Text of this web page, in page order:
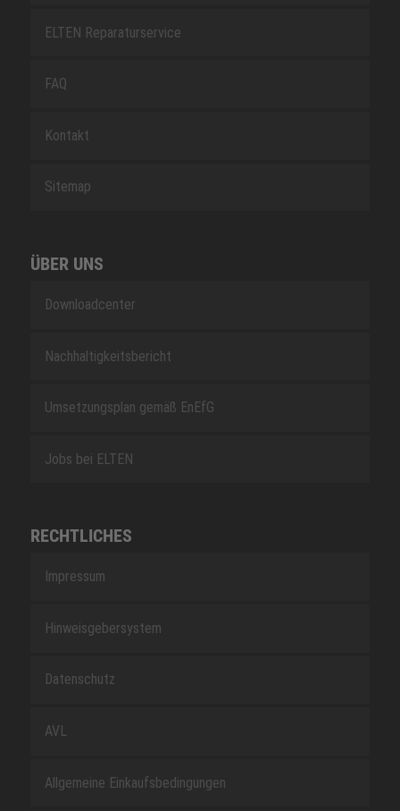
ELTEN Reparaturservice
FAQ
Kontakt
Sitemap
ÜBER UNS
Downloadcenter
Nachhaltigkeitsbericht
Umsetzungsplan gemäß EnEfG
Jobs bei ELTEN
RECHTLICHES
Impressum
Hinweisgebersystem
Datenschutz
AVL
Allgemeine Einkaufsbedingungen